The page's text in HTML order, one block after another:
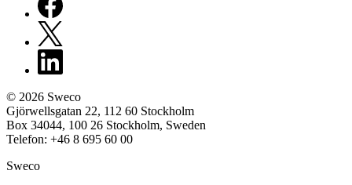
© 2026 Sweco
Gjörwellsgatan 22, 112 60 Stockholm
Box 34044, 100 26 Stockholm, Sweden
Telefon: +46 8 695 60 00
Sweco